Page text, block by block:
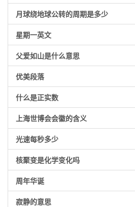
月球绕地球公转的周期是多少
星期一英文
父爱如山是什么意思
优美段落
什么是正实数
上海世博会会徽的含义
光速每秒多少
核聚变是化学变化吗
周年华诞
寂静的意思